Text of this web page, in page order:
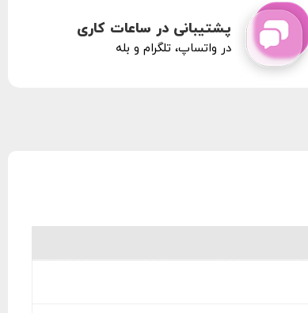
پشتیبانی در ساعات کاری
در واتساپ، تلگرام و بله